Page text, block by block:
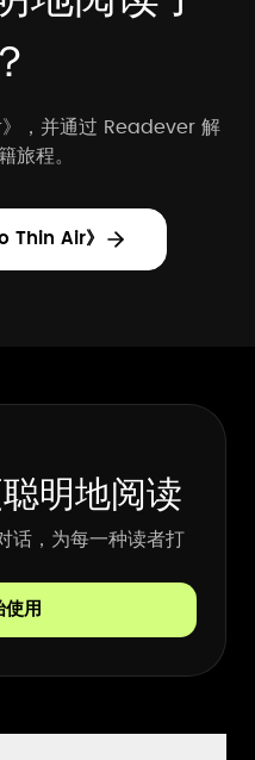
，并通过 Readever 解
旅程。
Thin Air》
聪明地阅读
话，为每一种读者打
使用